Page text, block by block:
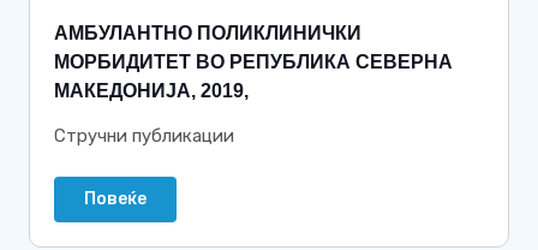
АМБУЛАНТНО ПОЛИКЛИНИЧКИ
МОРБИДИТЕТ ВО РЕПУБЛИКА СЕВЕРНА
МАКЕДОНИЈА, 2019,
Стручни публикации
Повеќе